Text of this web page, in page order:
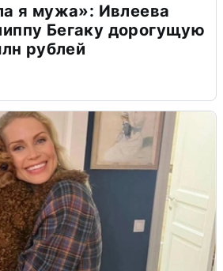
я мужа»: Ивлеева
Бегаку дорогущую
рублей